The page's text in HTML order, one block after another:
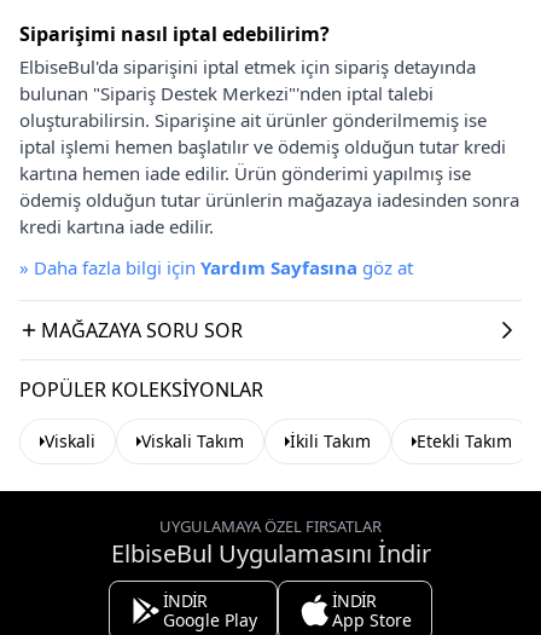
Siparişimi nasıl iptal edebilirim?
ElbiseBul'da siparişini iptal etmek için sipariş detayında
bulunan "Sipariş Destek Merkezi"'nden iptal talebi
oluşturabilirsin. Siparişine ait ürünler gönderilmemiş ise
iptal işlemi hemen başlatılır ve ödemiş olduğun tutar kredi
kartına hemen iade edilir. Ürün gönderimi yapılmış ise
ödemiş olduğun tutar ürünlerin mağazaya iadesinden sonra
kredi kartına iade edilir.
» Daha fazla bilgi için Yardım Sayfasına göz at
MAĞAZAYA SORU SOR
POPÜLER KOLEKSIYONLAR
Viskali Viskali Takım İkili Takım Etekli Takım
UYGULAMAYA ÖZEL FIRSATLAR
ElbiseBul Uygulamasını İndir
İNDİR
Google Play
İNDİR
App Store